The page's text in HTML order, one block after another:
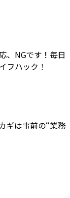
、NGです！毎日
フハック！
ギは事前の“業務